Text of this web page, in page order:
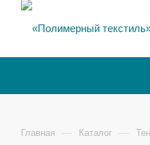
Главная — Каталог —